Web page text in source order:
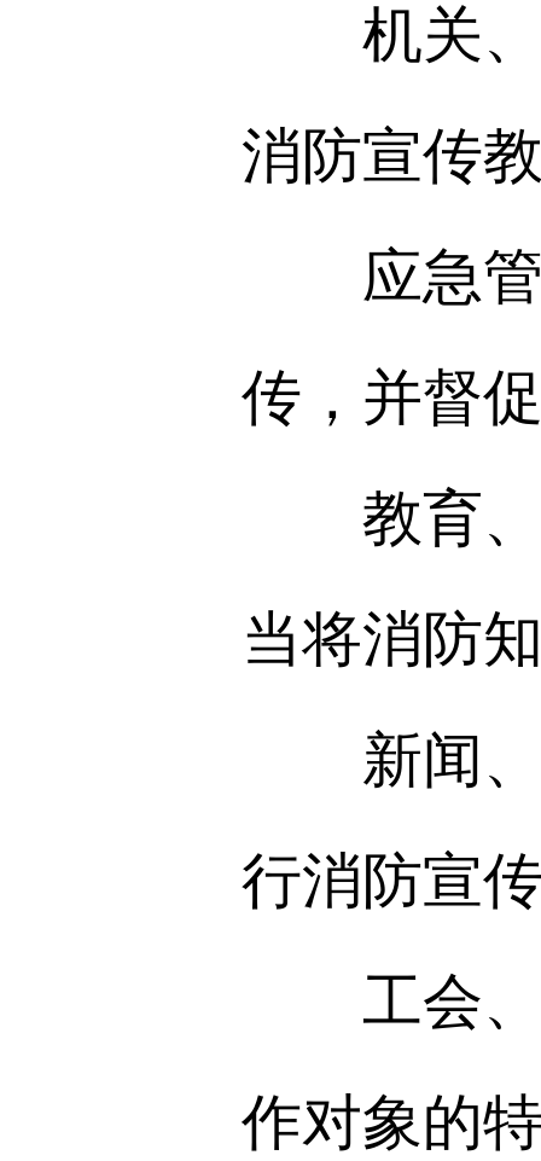
机关、
消防宣传
应急管
传，并督
教育、
当将消防
新闻、
行消防宣
工会、
作对象的